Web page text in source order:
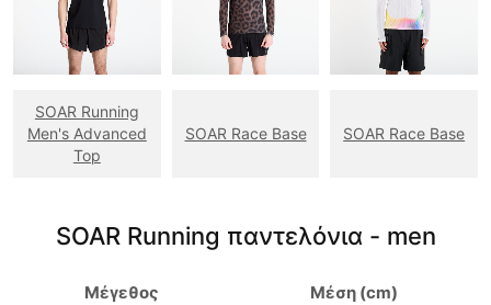
SOAR Running
Men's Advanced
Top
SOAR Race Base SOAR Race Base
SOAR Running παντελόνια - men
Μέγεθος Μέση (cm)